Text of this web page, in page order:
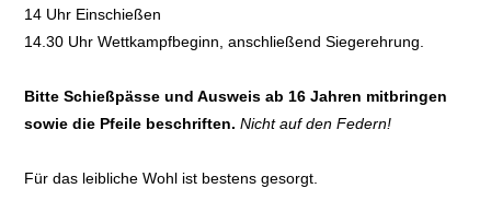
14 Uhr Einschießen
14.30 Uhr Wettkampfbeginn, anschließend Siegerehrung.
Bitte Schießpässe und Ausweis ab 16 Jahren mitbringen
sowie die Pfeile beschriften.Nicht auf den Federn!
Für das leibliche Wohl ist bestens gesorgt.